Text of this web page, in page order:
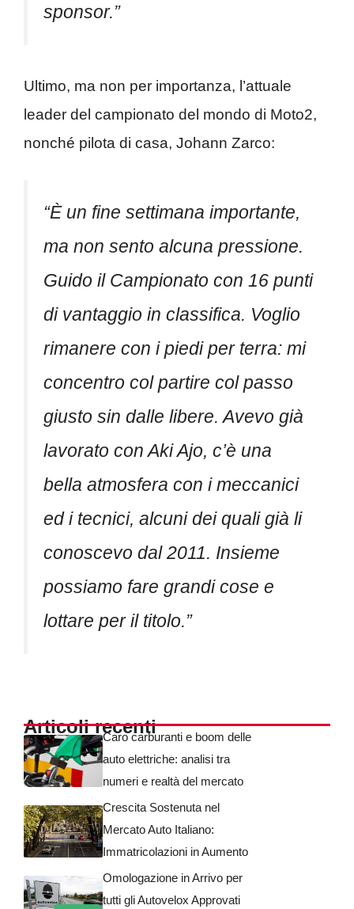
sponsor.”
Ultimo, ma non per importanza, l’attuale
leader del campionato del mondo di Moto2,
nonché pilota di casa, Johann Zarco:
“È un fine settimana importante,
ma non sento alcuna pressione.
Guido il Campionato con 16 punti
di vantaggio in classifica. Voglio
rimanere con i piedi per terra: mi
concentro col partire col passo
giusto sin dalle libere. Avevo già
lavorato con Aki Ajo, c’è una
bella atmosfera con i meccanici
ed i tecnici, alcuni dei quali già li
conoscevo dal 2011. Insieme
possiamo fare grandi cose e
lottare per il titolo.”
Articoli recentiCaro carburanti e boom delle
auto elettriche: analisi tra
numeri e realtà del mercato
Crescita Sostenuta nel
Mercato Auto Italiano:
Immatricolazioni in Aumento
Omologazione in Arrivo per
tutti gli Autovelox Approvati